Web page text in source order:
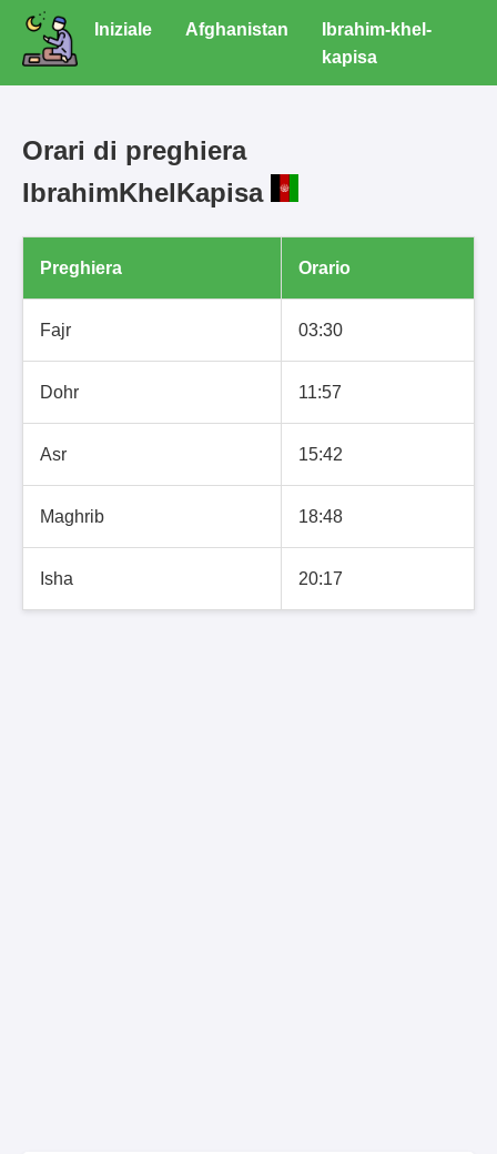
Iniziale Afghanistan
Ibrahim-khel-
kapisa
Orari di preghiera
IbrahimKhelKapisa
Preghiera Orario
Fajr 03:30
Dohr 11:57
Asr 15:42
Maghrib 18:48
Isha 20:17